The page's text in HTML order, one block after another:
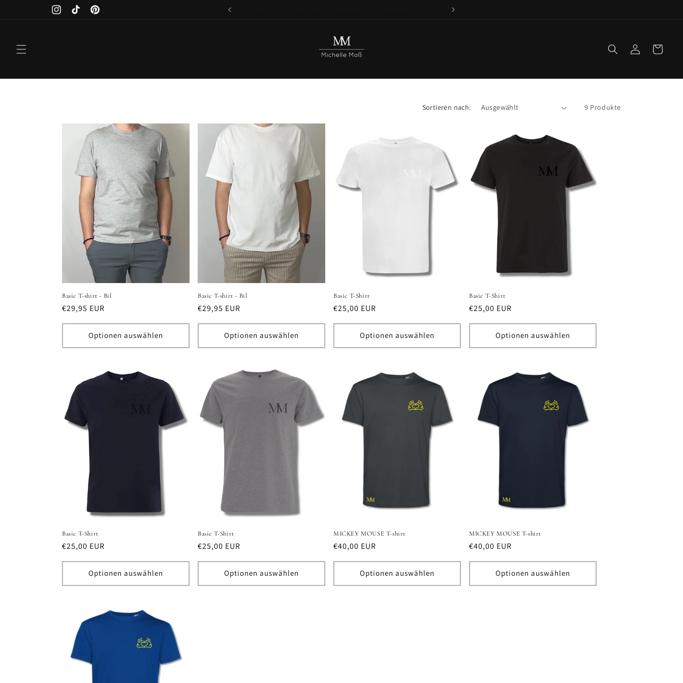
InstagramTikTok Pinterest
EinloggenWarenkorb
Sortieren nach: 9 Produkte
Basic T-shirt - Bil
Normaler
€29,95 EUR
Optionen auswählen
Basic T-shirt - Bil
Normaler
€29,95 EUR
Optionen auswählen
Basic T-Shirt
Normaler
€25,00 EUR
Optionen auswählen
Basic T-Shirt
Normaler
€25,00 EUR
Optionen auswählen
Basic T-Shirt
Normaler
€25,00 EUR
Optionen auswählen
Basic T-Shirt
Normaler
€25,00 EUR
Optionen auswählen
MICKEY MOUSE T-shirt
Normaler
€40,00 EUR
Optionen auswählen
MICKEY MOUSE T-shirt
Normaler
€40,00 EUR
Optionen auswählen